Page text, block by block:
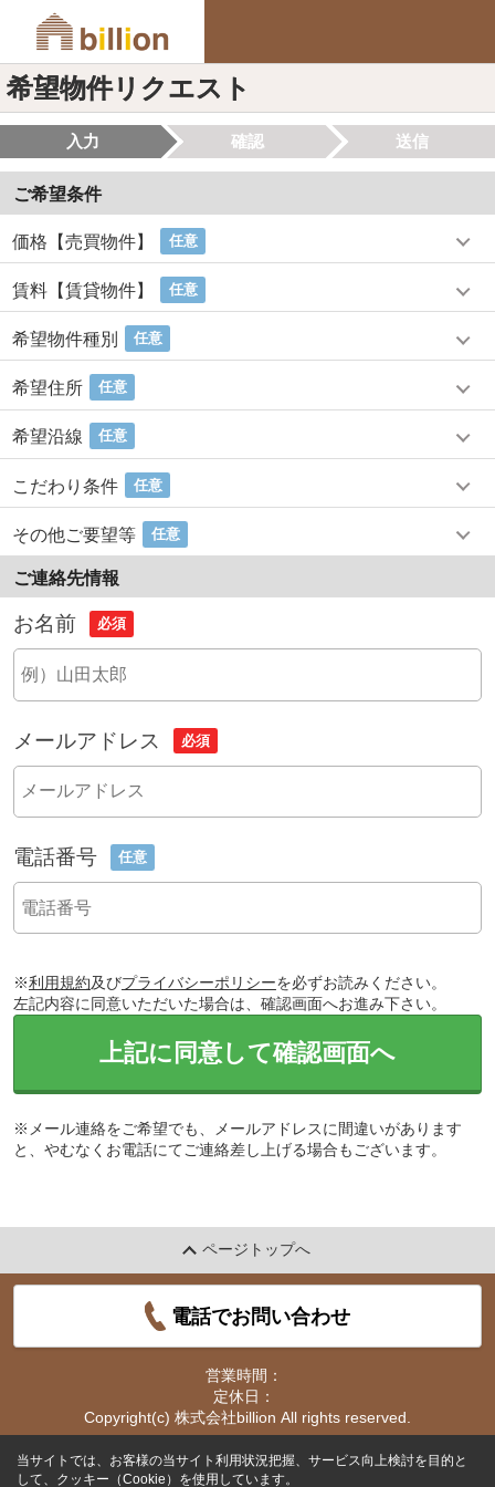
希望物件リクエスト
入力 確認 送信
ご希望条件
価格【売買物件】 任意
賃料【賃貸物件】 任意
希望物件種別 任意
希望住所 任意
希望沿線 任意
こだわり条件 任意
その他ご要望等 任意
ご連絡先情報
お名前 必須
メールアドレス 必須
電話番号 任意
※利用規約及びプライバシーポリシーを必ずお読みください。
左記内容に同意いただいた場合は、確認画面へお進み下さい。
上記に同意して確認画面へ
※メール連絡をご希望でも、メールアドレスに間違いがあります
と、やむなくお電話にてご連絡差し上げる場合もございます。
ページトップへ
電話でお問い合わせ
営業時間：
定休日：
Copyright(c) 株式会社billion All rights reserved.
当サイトでは、お客様の当サイト利用状況把握、サービス向上検討を目的と
して、クッキー（Cookie）を使用しています。